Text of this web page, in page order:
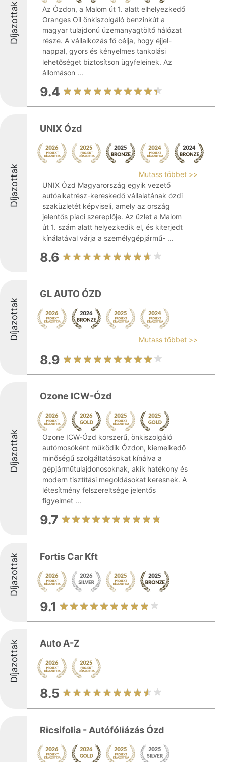
Díjazottak
Az Ózdon, a Malom út 1. alatt elhelyezkedő
Oranges Oil önkiszolgáló benzinkút a
magyar tulajdonú üzemanyagtöltő hálózat
része. A vállalkozás fő célja, hogy éjjel-
nappal, gyors és kényelmes tankolási
lehetőséget biztosítson ügyfeleinek. Az
állomáson ...
9.4
Díjazottak
UNIX Ózd
Mutass többet >>
UNIX Ózd Magyarország egyik vezető
autóalkatrész-kereskedő vállalatának ózdi
szaküzletét képviseli, amely az ország
jelentős piaci szereplője. Az üzlet a Malom
út 1. szám alatt helyezkedik el, és kiterjedt
kínálatával várja a személygépjármű- ...
8.6
Díjazottak
GL AUTO ÓZD
Mutass többet >>
8.9
Díjazottak
Ozone ICW-Ózd
Ozone ICW-Ózd korszerű, önkiszolgáló
autómosóként működik Ózdon, kiemelkedő
minőségű szolgáltatásokat kínálva a
gépjárműtulajdonosoknak, akik hatékony és
modern tisztítási megoldásokat keresnek. A
létesítmény felszereltsége jelentős
figyelmet ...
9.7
Díjazottak Fortis Car Kft
9.1
Díjazottak Auto A-Z
8.5
Ricsifolia - Autófóliázás Ózd